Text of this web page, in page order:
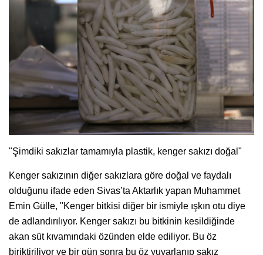
"Şimdiki sakızlar tamamıyla plastik, kenger sakızı doğal"
Kenger sakızının diğer sakızlara göre doğal ve faydalı
olduğunu ifade eden Sivas’ta Aktarlık yapan Muhammet
Emin Gülle, "Kenger bitkisi diğer bir ismiyle ışkın otu diye
de adlandırılıyor. Kenger sakızı bu bitkinin kesildiğinde
akan süt kıvamındaki özünden elde ediliyor. Bu öz
biriktiriliyor ve bir gün sonra bu öz yuvarlanıp sakız